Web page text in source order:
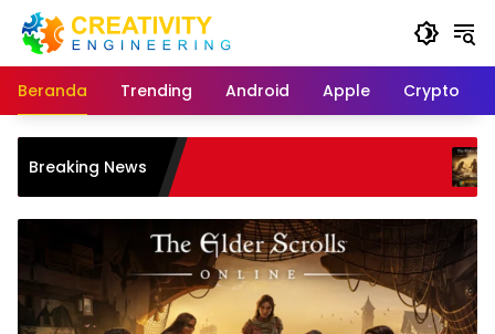
Langsung
konten
Beranda
Trending Android Apple Crypto
Breaking News
The
dengan